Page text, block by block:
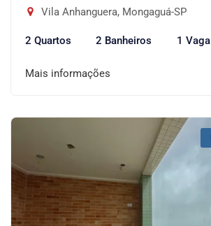
Vila Anhanguera, Mongaguá-SP
2 Quartos 2 Banheiros 1 Vaga
Mais informações